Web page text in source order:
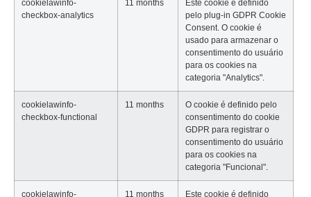
cookielawinfo-
checkbox-analytics
11 months
Este cookie é definido
pelo plug-in GDPR Cookie
Consent. O cookie é
usado para armazenar o
consentimento do usuário
para os cookies na
categoria "Analytics".
cookielawinfo-
checkbox-functional
11 months
O cookie é definido pelo
consentimento do cookie
GDPR para registrar o
consentimento do usuário
para os cookies na
categoria "Funcional".
cookielawinfo- 11 months Este cookie é definido